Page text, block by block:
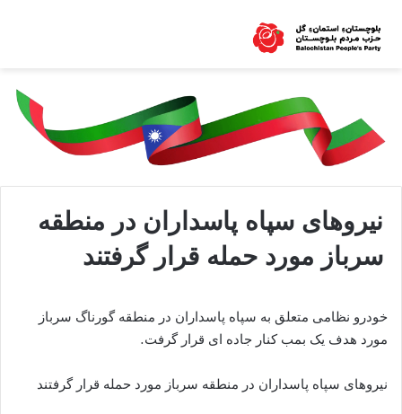
نیروهای سپاه پاسداران در منطقه
سرباز مورد حمله قرار گرفتند
خودرو نظامی متعلق به سپاه پاسداران در منطقه گورناگ سرباز
مورد هدف یک بمب کنار جاده ای قرار گرفت.
نیروهای سپاه پاسداران در منطقه سرباز مورد حمله قرار گرفتند